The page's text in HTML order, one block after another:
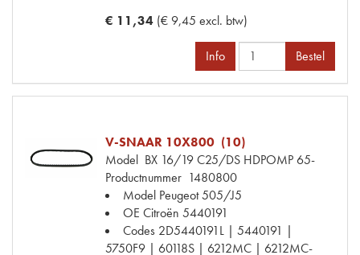
€ 11,34 (€ 9,45 excl. btw)
Info Bestel
V-SNAAR 10X800 (10)
Model BX 16/19 C25/DS HDPOMP 65-
Productnummer 1480800
Model Peugeot505/J5
OE Citroën 5440191
Codes 2D5440191L | 5440191 |
5750F9 | 60118S | 6212MC | 6212MC-